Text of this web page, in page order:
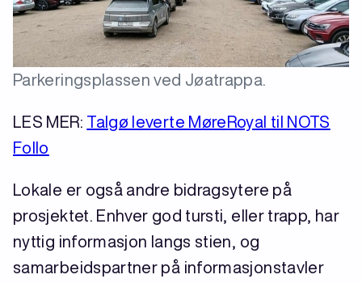
Parkeringsplassen ved Jøatrappa.
LES MER: Talgø leverte MøreRoyal til NOTS
Follo
Lokale er også andre bidragsytere på
prosjektet. Enhver god tursti, eller trapp, har
nyttig informasjon langs stien, og
samarbeidspartner på informasjonstavler